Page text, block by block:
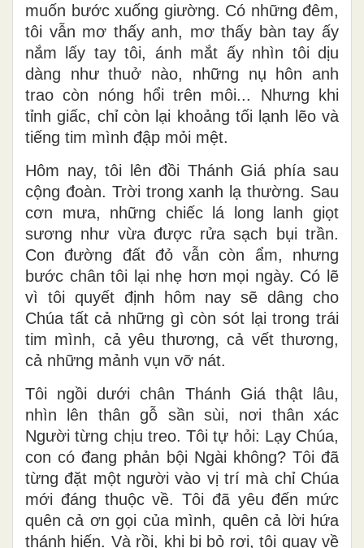
muốn bước xuống giường. Có những đêm,
tôi vẫn mơ thấy anh, mơ thấy bàn tay ấy
nắm lấy tay tôi, ánh mắt ấy nhìn tôi dịu
dàng như thuở nào, những nụ hôn anh
trao còn nóng hổi trên môi... Nhưng khi
tỉnh giấc, chỉ còn lại khoảng tối lạnh lẽo và
tiếng tim mình đập mỏi mệt.
Hôm nay, tôi lên đồi Thánh Giá phía sau
cộng đoàn. Trời trong xanh lạ thường. Sau
cơn mưa, những chiếc lá long lanh giọt
sương như vừa được rửa sạch bụi trần.
Con đường đất đỏ vẫn còn ẩm, nhưng
bước chân tôi lại nhẹ hơn mọi ngày. Có lẽ
vì tôi quyết định hôm nay sẽ dâng cho
Chúa tất cả những gì còn sót lại trong trái
tim mình, cả yêu thương, cả vết thương,
cả những mảnh vụn vỡ nát.
Tôi ngồi dưới chân Thánh Giá thật lâu,
nhìn lên thân gỗ sần sùi, nơi thân xác
Người từng chịu treo. Tôi tự hỏi: Lạy Chúa,
con có đang phản bội Ngài không? Tôi đã
từng đặt một người vào vị trí mà chỉ Chúa
mới đáng thuộc về. Tôi đã yêu đến mức
quên cả ơn gọi của mình, quên cả lời hứa
thánh hiến. Và rồi, khi bị bỏ rơi, tôi quay về